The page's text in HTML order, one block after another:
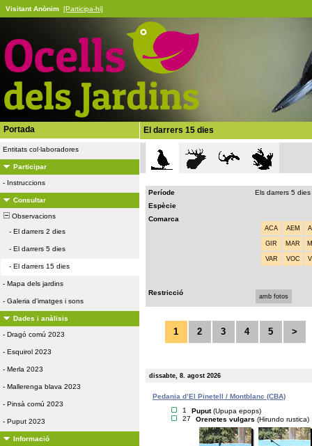
Visitant Anònim [Participa-hi]
Portada
Entitats col·laboradores
Participar
- Instruccions
Consultar
Observacions
- El darrers 2 dies
- El darrers 5 dies
- El darrers 15 dies
- Mapa dels jardins
- Galeria d'imatges i sons
Dades i anàlisis
- Dragó comú 2023
- Esquirol 2023
- Merla 2023
- Mallerenga blava 2023
- Pinsà comú 2023
- Puput 2023
Informació
El darrers 15 dies
Període
Els darrers 5 dies
Espècie
Comarca
ACA AEM
GIR MAR
VAR VOC
Restricció amb fotos
1 2 3 4 5 >
dissabte, 8. agost 2026
Pedania d’El Pinetell / Montblanc (CBA)
1
Puput (Upupa epops)
27
Orenetes vulgars (Hirundo rustica)